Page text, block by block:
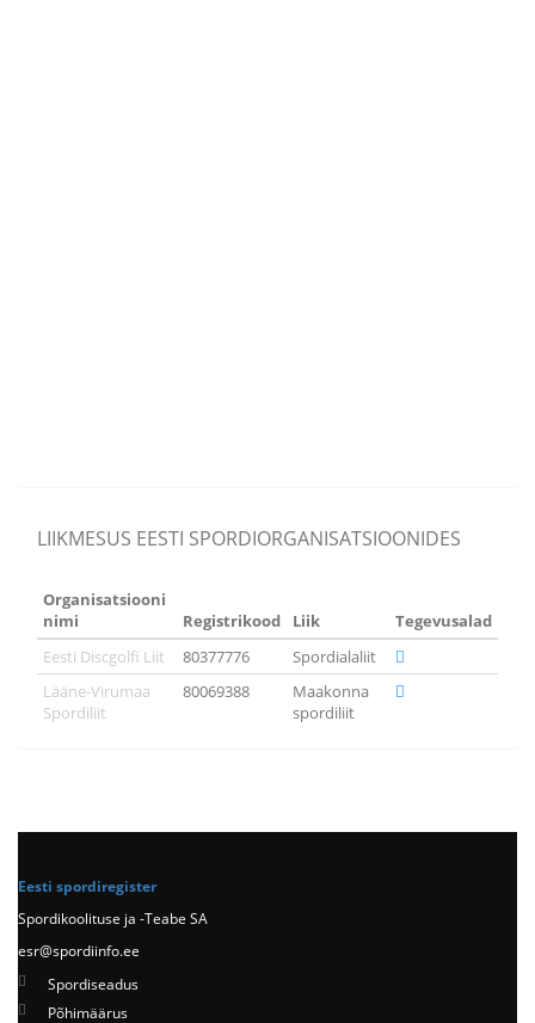
LIIKMESUS EESTI SPORDIORGANISATSIOONIDES
Organisatsiooni
nimi
Registrikood Liik
Tegevusalad
Eesti Discgolfi Liit
80377776
Spordialaliit
Lääne-Virumaa
Spordiliit
80069388
Maakonna
spordiliit
Eesti spordiregister
Spordikoolituse ja -Teabe SA
esr@spordiinfo.ee
Spordiseadus
Põhimäärus